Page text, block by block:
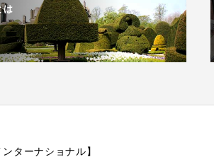
は
ターナショナル】